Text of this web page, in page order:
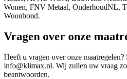
Wonen, FNV Metaal, OnderhoudNL,
Woonbond.
Vragen over onze
Heeft u vragen over onze maatregelen?
info@klimax.nl. Wij zullen uw vraag
beantwoorden.